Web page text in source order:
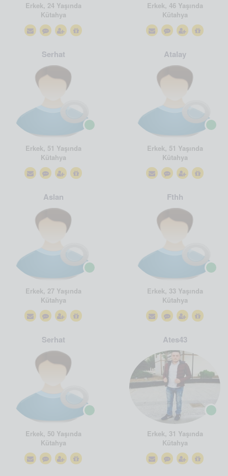
Erkek, 24 Yaşında
Kütahya
Erkek, 46 Yaşında
Kütahya
Serhat
Erkek, 51 Yaşında
Kütahya
Atalay
Erkek, 51 Yaşında
Kütahya
Aslan
Erkek, 27 Yaşında
Kütahya
Fthh
Erkek, 33 Yaşında
Kütahya
Serhat
Erkek, 50 Yaşında
Kütahya
Ates43
Erkek, 31 Yaşında
Kütahya